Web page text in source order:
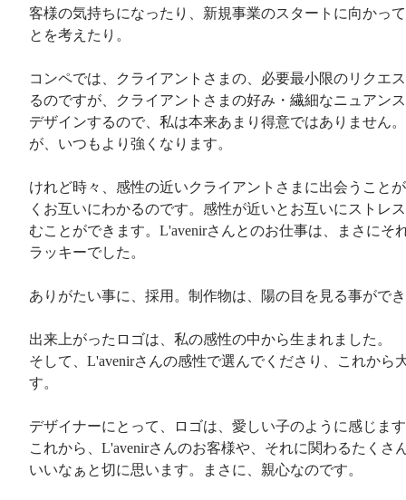
客様の気持ちになったり、新規事業のスタートに向かっ
とを考えたり。
コンペでは、クライアントさまの、必要最小限のリクエ
るのですが、クライアントさまの好み・繊細なニュアン
デザインするので、私は本来あまり得意ではありません
が、いつもより強くなります。
けれど時々、感性の近いクライアントさまに出会うこと
くお互いにわかるのです。感性が近いとお互いにストレ
むことができます。L'avenirさんとのお仕事は、まさにそ
ラッキーでした。
ありがたい事に、採用。制作物は、陽の目を見る事がで
出来上がったロゴは、私の感性の中から生まれました。
そして、L'avenirさんの感性で選んでくださり、これから
す。
デザイナーにとって、ロゴは、愛しい子のように感じま
これから、L'avenirさんのお客様や、それに関わるたくさ
いいなぁと切に思います。まさに、親心なのです。